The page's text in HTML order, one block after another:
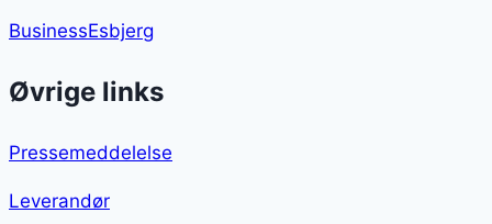
BusinessEsbjerg
Øvrige links
Pressemeddelelse
Leverandør